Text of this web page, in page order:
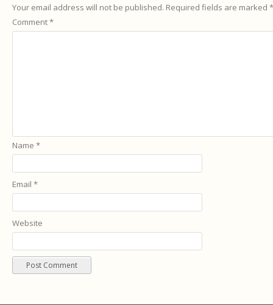
Your email address will not be published. Required fields are marked *
Comment*
Name *
Email *
Website